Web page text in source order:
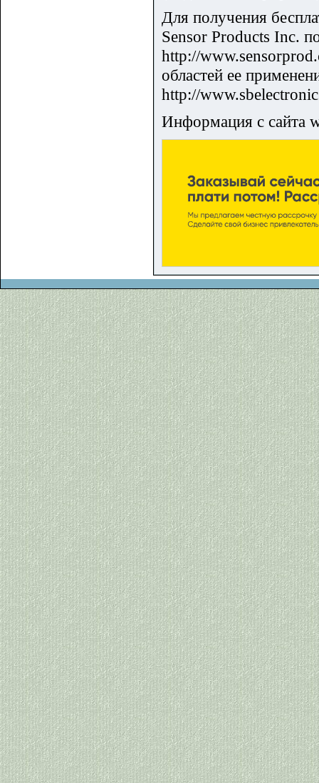
Для получения
Sensor Products Inc.
http://
областей ее
http://
Информация с сайта